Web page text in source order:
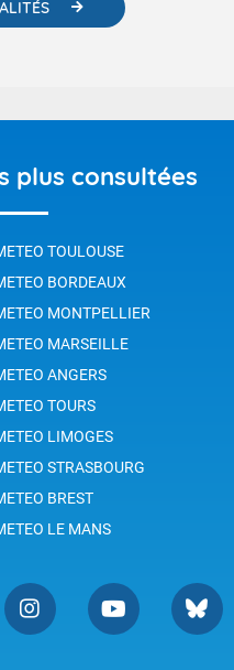
plus consultées
TOULOUSE
BORDEAUX
MONTPELLIER
MARSEILLE
ANGERS
TOURS
LIMOGES
STRASBOURG
BREST
LE MANS